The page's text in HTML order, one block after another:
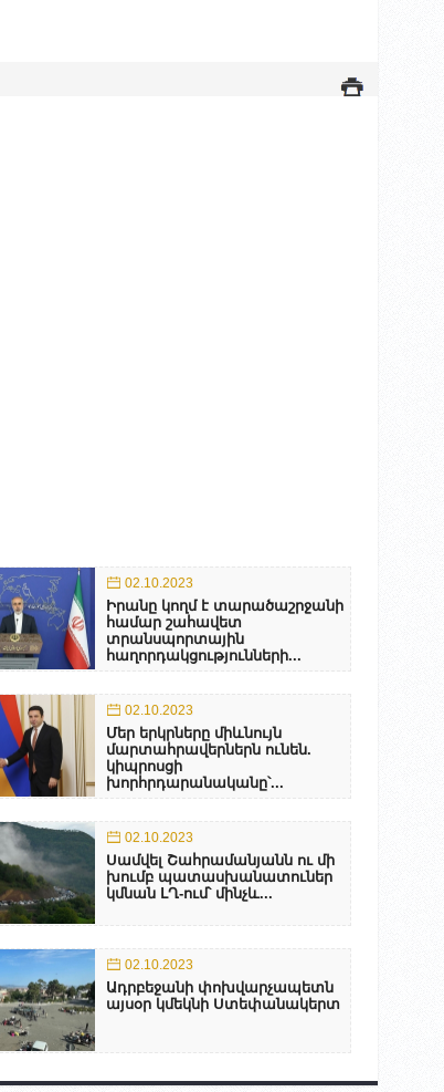
02.10.2023
Իրանը կողմ է տարածաշրջանի
համար շահավետ
տրանսպորտային
հաղորդակցությունների...
02.10.2023
Մեր երկրները միևնույն
մարտահրավերներն ունեն.
կիպրոսցի
խորհրդարանականը՝...
02.10.2023
Սամվել Շահրամանյանն ու մի
խումբ պատասխանատուներ
կմնան ԼՂ-ում՝ մինչև...
02.10.2023
Ադրբեջանի փոխվարչապետն
այսօր կմեկնի Ստեփանակերտ